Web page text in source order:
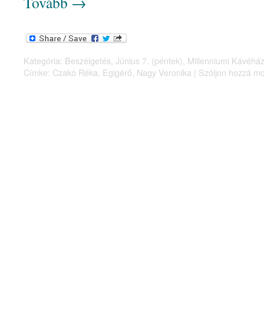
Kategória: Beszélgetés, Június 7. (péntek), Millenniumi
Címke: Czakó Réka, Egigérő, Nagy Veronika | Szóljon hozzá